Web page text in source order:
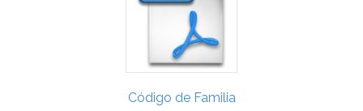
Código de Familia